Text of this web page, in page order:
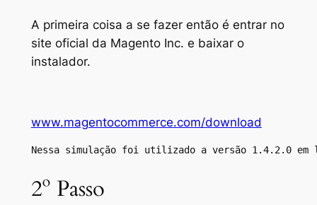
A primeira coisa a se fazer então é entrar no
site oficial da Magento Inc. e baixar o
instalador.
www.magentocommerce.com/download
Nessa simulação foi utilizado a versão 1.4.2.0 em
2º Passo